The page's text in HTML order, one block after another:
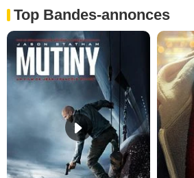
Top Bandes-annonces